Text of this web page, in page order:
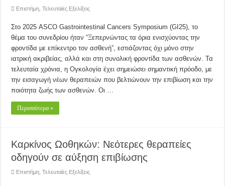
Επιστήμη ,Τελευταίες Εξελίξεις
Στο 2025 ASCO Gastrointestinal Cancers Symposium (GI25), το
θέμα του συνεδρίου ήταν “Ξεπερνώντας τα όρια ενισχύοντας την
φροντίδα με επίκεντρο τον ασθενή”, εστιάζοντας όχι μόνο στην
ιατρική ακριβείας, αλλά και στη συνολική φροντίδα των ασθενών. Τα
τελευταία χρόνια, η Ογκολογία έχει σημειώσει σημαντική πρόοδο, με
την εισαγωγή νέων θεραπειών που βελτιώνουν την επιβίωση και την
ποιότητα ζωής των ασθενών. Οι …
Περισσότερα »
Καρκίνος Ωοθηκών: Νεότερες θεραπείες
οδηγούν σε αύξηση επιβίωσης
Επιστήμη ,Τελευταίες Εξελίξεις